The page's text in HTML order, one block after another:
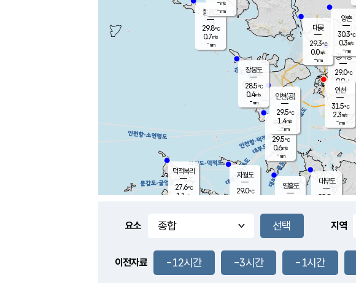
풍도
1.1m/s
무의도
29.5℃
0.6m/s
-mm
영흥도
볼음도
29.8℃
0.7m/s
-mm
자월도
29.0℃
장봉도
28.5℃
0.4m/s
-mm
대부도
28.9
-
경서동
29.0℃
0.0m/s
-mm
대곶
29.3℃
0.0m/s
-mm
양촌
30.3℃
0.3m/s
-mm
덕적북리
27.6℃
1.1 m/s
인천(공)
29.5℃
1.4m/s
-mm
-m/s
-mm
인천
31.5℃
2.3m/s
-mm
요소 지역
이전자료 -12시간 -3시간 -1시간